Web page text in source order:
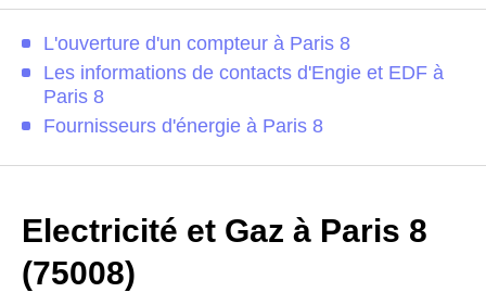
L'ouverture d'un compteur à Paris 8
Les informations de contacts d'Engie et EDF à
Paris 8
Fournisseurs d'énergie à Paris 8
Electricité et Gaz à Paris 8
(75008)